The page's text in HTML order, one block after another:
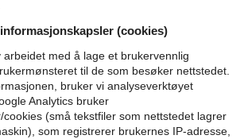
(cookies)
arbeidet med å lage et brukervennlig
til de som besøker nettstedet.
bruker vi analyseverktøyet
Analytics bruker
cookies (små tekstfiler som nettstedet lagrer
som registrerer brukernes IP-adresse,